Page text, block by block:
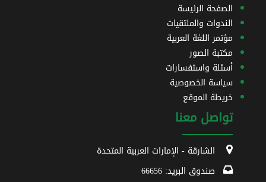
تواصل معنا
الشارقة - الإمارات العربية المتحدة
صندوق البريد: 66656
الصفحة الرئيسة
الندوات والملتقيات
مؤتمر اللغة العربية
مكتبة الصور
أسئلة واستفسارات
سياسة الخصوصية
خريطة الموقع